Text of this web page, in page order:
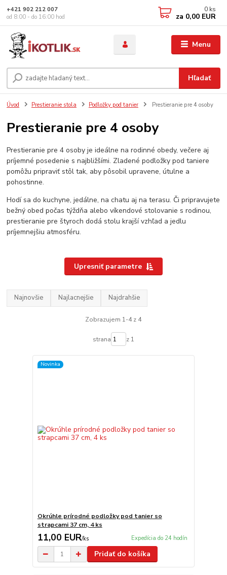
Menu
Hľadať
+421 902 212 007
od 8:00 - do 16:00 hod
0 ks
za 0,00 EUR
Úvod Prestieranie stola Podložky pod tanier Prestieranie pre 4 osoby
Prestieranie pre 4 osoby
Prestieranie pre 4 osoby je ideálne na rodinné obedy, večere aj
príjemné posedenie s najbližšími. Zladené podložky pod taniere
pomôžu pripraviť stôl tak, aby pôsobil upravene, útulne a
pohostinne.
Hodí sa do kuchyne, jedálne, na chatu aj na terasu. Či pripravujete
bežný obed počas týždňa alebo víkendové stolovanie s rodinou,
prestieranie pre štyroch dodá stolu krajší vzhľad a jedlu
príjemnejšiu atmosféru.
Upresniť parametre
Najnovšie Najlacnejšie Najdrahšie
Zobrazujem 1-4 z 4
strana z 1
Novinka
Okrúhle prírodné podložky pod tanier so
strapcami 37 cm, 4 ks
11,00 EUR/ks Expedícia do 24 hodín
Pridať do košíka